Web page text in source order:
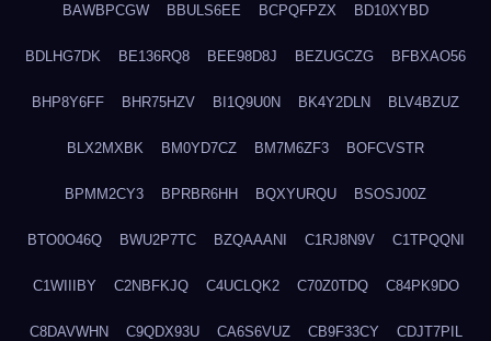
BAWBPCGW BBULS6EE BCPQFPZX BD10XYBD
BDLHG7DK BE136RQ8 BEE98D8J BEZUGCZG BFBXAO56
BHP8Y6FF BHR75HZV BI1Q9U0N BK4Y2DLN BLV4BZUZ
BLX2MXBK BM0YD7CZ BM7M6ZF3 BOFCVSTR
BPMM2CY3 BPRBR6HH BQXYURQU BSOSJ00Z
BTO0O46Q BWU2P7TC BZQAAANI C1RJ8N9V C1TPQQNI
C1WIIIBY C2NBFKJQ C4UCLQK2 C70Z0TDQ C84PK9DO
C8DAVWHN C9QDX93U CA6S6VUZ CB9F33CY CDJT7PIL